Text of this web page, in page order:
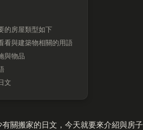
的房屋類型如下
看與建築物相關的用語
與物品
文
有關搬家的日文，今天就要來介紹與房